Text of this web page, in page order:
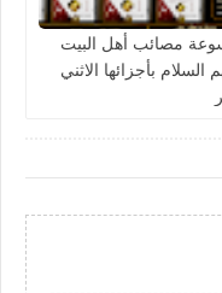
مصائب أهل البيت
السلام بأجزائها الاثني